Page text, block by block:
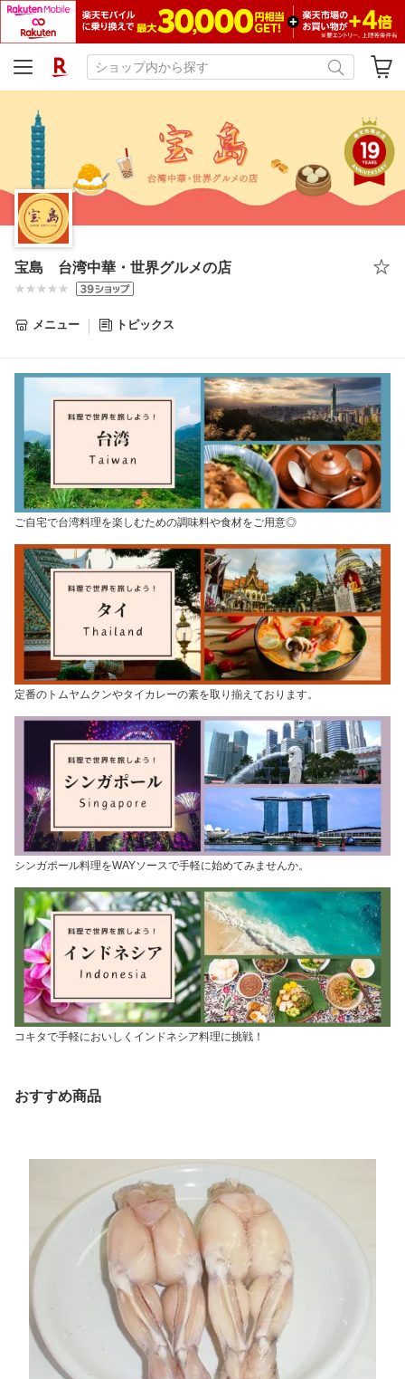
宝島 台湾中華・世界グルメの店
メニュー トピックス
ご自宅で台湾料理を楽しむための調味料や食材をご用意◎
定番のトムヤムクンやタイカレーの素を取り揃えております。
シンガポール料理をWAYソースで手軽に始めてみませんか。
コキタで手軽においしくインドネシア料理に挑戦！
おすすめ商品